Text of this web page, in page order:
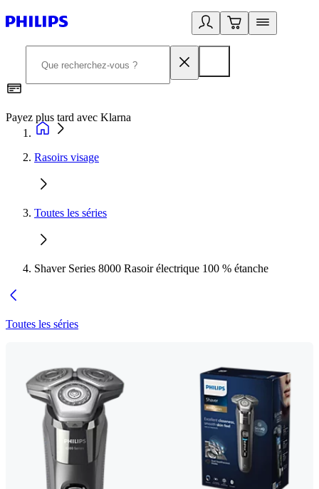
Payez plus tard avec Klarna
Rasoirs visage
Toutes les séries
Shaver Series 8000 Rasoir électrique 100 % étanche
Toutes les séries